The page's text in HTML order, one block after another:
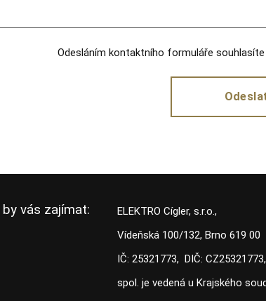
Odesláním kontaktního formuláře souhlasíte
vás zajímat:
ELEKTRO Cígler, s.r.o.,
Vídeňská 100/132, Brno 619 00
IČ: 25321773, DIČ: CZ25321773,
spol. je vedená u Krajského